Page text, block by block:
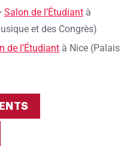
Salon de l’Étudiant à
et des Congrès)
de l’Étudiant à Nice (Palais